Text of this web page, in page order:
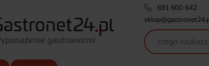
691 600 642